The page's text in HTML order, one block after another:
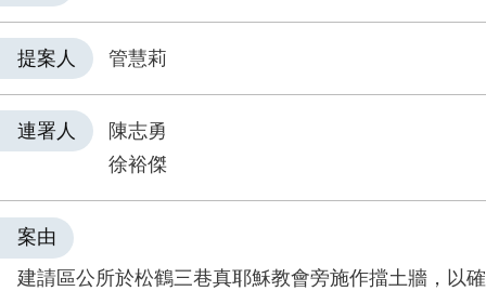
提案人 管慧莉
連署人
陳志勇
徐裕傑
案由
建請區公所於松鶴三巷真耶穌教會旁施作擋土牆，以